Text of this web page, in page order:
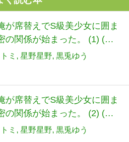
が席替えでS級美少女に囲ま
の関係が始まった。 (1) (角
ス・エース)
ミ 星野星野 黒兎ゆう
が席替えでS級美少女に囲ま
の関係が始まった。 (2) (角
ス・エース)
ミ 星野星野 黒兎ゆう